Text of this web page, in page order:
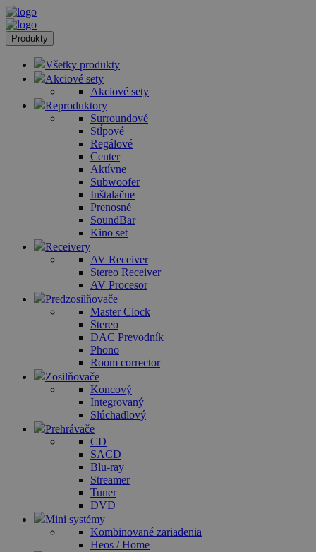
Produkty
Všetky produkty
Akciové sety
Akciové sety
Reproduktory
Surroundové
Stĺpové
Regálové
Center
Aktívne
Subwoofer
Inštalačne
Prenosné
SoundBar
Kino set
Receivery
AV Receiver
Stereo Receiver
AV Procesor
Predzosilňovače
Master Clock
Stereo
DAC Prevodník
Phono
Room corrector
Zosilňovače
Koncový
Integrovaný
Slúchadlový
Prehrávače
CD
SACD
Blu-ray
Streamer
Tuner
DVD
Mini systémy
Kombinované zariadenia
Heos / Home